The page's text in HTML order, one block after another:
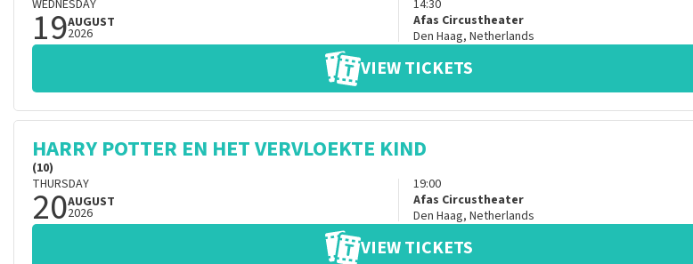
WEDNESDAY
19AUGUST
2026
14:30
Afas Circustheater
Den Haag, Netherlands
VIEW TICKETS
HARRY POTTER EN HET VERVLOEKTE KIND
(10)
THURSDAY
20AUGUST
2026
19:00
Afas Circustheater
Den Haag, Netherlands
VIEW TICKETS